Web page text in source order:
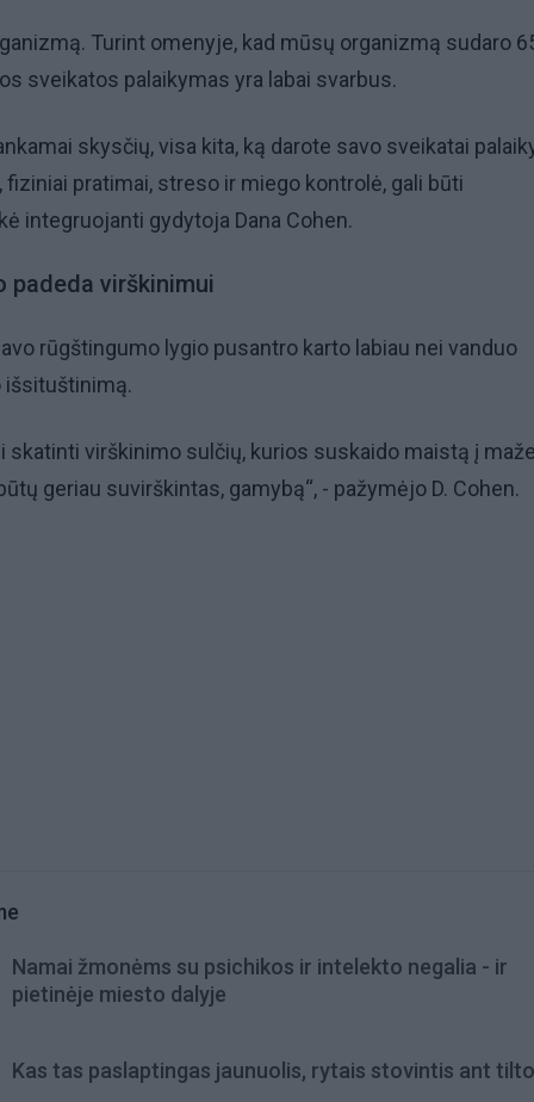
Turint omenyje, kad mūsų organizmą sudaro
sveikatos palaikymas yra labai svarbus.
skysčių, visa kita, ką darote savo sveikatai
fiziniai pratimai, streso ir miego kontrolė, gali būti
integruojanti gydytoja Dana Cohen.
padeda virškinimui
rūgštingumo lygio pusantro karto labiau nei vanduo
išsituštinimą.
skatinti virškinimo sulčių, kurios suskaido maistą į
geriau suvirškintas, gamybą“, - pažymėjo D. Cohen.
Namai žmonėms su psichikos ir intelekto negalia - ir
pietinėje miesto dalyje
Kas tas paslaptingas jaunuolis, rytais stovintis ant